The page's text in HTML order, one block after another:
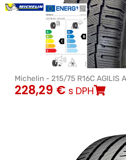
Michelin - 215/75 R16C AGILIS
228,29 € s DPH